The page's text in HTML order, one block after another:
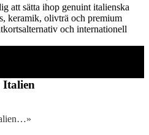
att sätta ihop genuint italienska
keramik, olivträ och premium
och internationell
Italien